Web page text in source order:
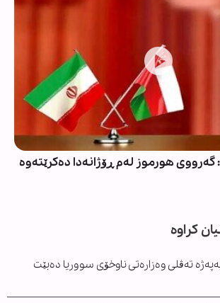
هورموز لەم ڕۆژانەدا دەکرێتەوە
کراوە
تەڤلی وەزارەتی ناوخۆی سووریا دەبێت